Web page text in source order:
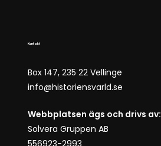
Kontakt
Box 147, 235 22 Vellinge
info@historiensvarld.se
Webbplatsen ägs och drivs av:
Solvera Gruppen AB
556923-2993